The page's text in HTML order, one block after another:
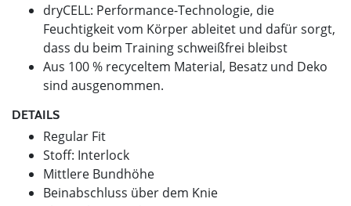
dryCELL: Performance-Technologie, die
Feuchtigkeit vom Körper ableitet und dafür sorgt,
dass du beim Training schweißfrei bleibst
Aus 100 % recyceltem Material, Besatz und Deko
sind ausgenommen.
DETAILS
Regular Fit
Stoff: Interlock
Mittlere Bundhöhe
Beinabschluss über dem Knie